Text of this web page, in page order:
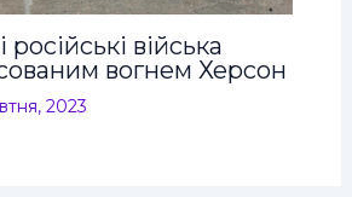
війська
вогнем Херсон
2023